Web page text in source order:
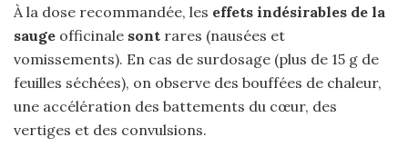
À la dose recommandée, les effets indésirables de la
sauge officinale sont rares (nausées et
vomissements). En cas de surdosage (plus de 15 g de
feuilles séchées), on observe des bouffées de chaleur,
une accélération des battements du cœur, des
vertiges et des convulsions.